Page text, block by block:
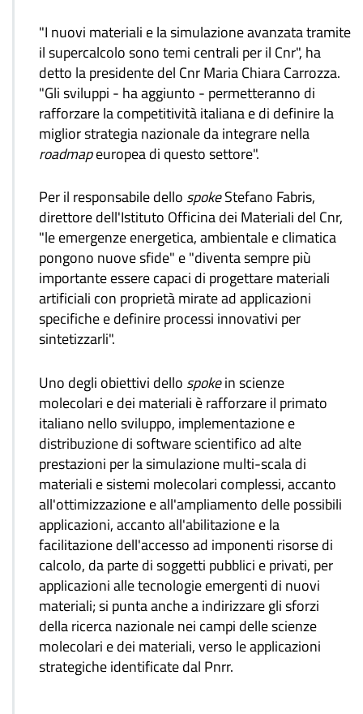
"I nuovi materiali e la simulazione avanzata tramite
il supercalcolo sono temi centrali per il Cnr", ha
detto la presidente del Cnr Maria Chiara Carrozza.
"Gli sviluppi - ha aggiunto - permetteranno di
rafforzare la competitività italiana e di definire la
miglior strategia nazionale da integrare nella
roadmapeuropea di questo settore".
Per il responsabile dello spokeStefano Fabris,
direttore dell'Istituto Officina dei Materiali del Cnr,
"le emergenze energetica, ambientale e climatica
pongono nuove sfide" e "diventa sempre più
importante essere capaci di progettare materiali
artificiali con proprietà mirate ad applicazioni
specifiche e definire processi innovativi per
sintetizzarli".
Uno degli obiettivi dello spokein scienze
molecolari e dei materiali è rafforzare il primato
italiano nello sviluppo, implementazione e
distribuzione di software scientifico ad alte
prestazioni per la simulazione multi-scala di
materiali e sistemi molecolari complessi, accanto
all'ottimizzazione e all'ampliamento delle possibili
applicazioni, accanto all'abilitazione e la
facilitazione dell'accesso ad imponenti risorse di
calcolo, da parte di soggetti pubblici e privati, per
applicazioni alle tecnologie emergenti di nuovi
materiali; si punta anche a indirizzare gli sforzi
della ricerca nazionale nei campi delle scienze
molecolari e dei materiali, verso le applicazioni
strategiche identificate dal Pnrr.